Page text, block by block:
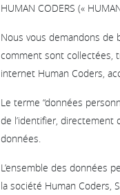
HUMAN CODERS («
Nous vous demandons
comment sont collectées,
internet Human Coders,
Le terme “données
de l’identifier, directement
données.
L’ensemble des données
la société Human Coders,